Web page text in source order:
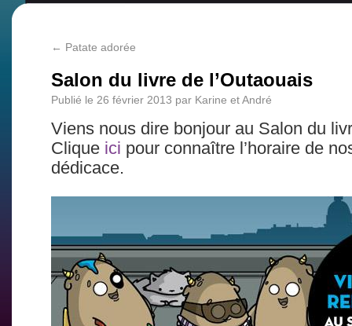
← Patate adorée
Salon du livre de l’Outaouais
Publié le 26 février 2013 par Karine et André
Viens nous dire bonjour au Salon du
Clique ici pour connaître l’horaire de
dédicace.